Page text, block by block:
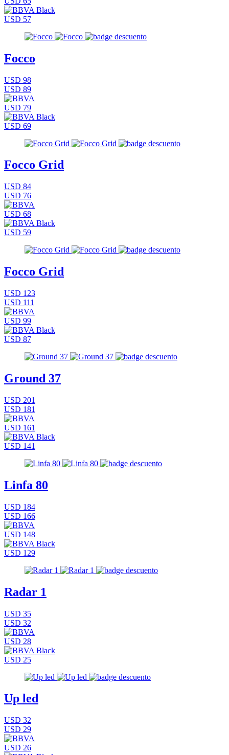
USD 57
Focco
USD 98
USD 89
USD 79
USD 69
Focco Grid
USD 84
USD 76
USD 68
USD 59
Focco Grid
USD 123
USD 111
USD 99
USD 87
Ground 37
USD 201
USD 181
USD 161
USD 141
Linfa 80
USD 184
USD 166
USD 148
USD 129
Radar 1
USD 35
USD 32
USD 28
USD 25
Up led
USD 32
USD 29
USD 26